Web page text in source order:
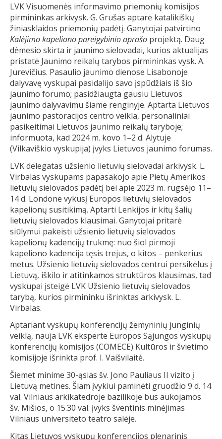
LVK Visuomenės informavimo priemonių komisijos
pirmininkas arkivysk. G. Grušas aptarė katalikiškų
žiniasklaidos priemonių padėtį. Ganytojai patvirtino
Kalėjimo kapeliono pareigybinio aprašo projektą. Daug
dėmesio skirta ir jaunimo sielovadai, kurios aktualijas
pristatė Jaunimo reikalų tarybos pirmininkas vysk. A.
Jurevičius. Pasaulio jaunimo dienose Lisabonoje
dalyvavę vyskupai pasidalijo savo įspūdžiais iš šio
jaunimo forumo; pasidžiaugta gausiu Lietuvos
jaunimo dalyvavimu šiame renginyje. Aptarta Lietuvos
jaunimo pastoracijos centro veikla, personaliniai
pasikeitimai Lietuvos jaunimo reikalų taryboje;
informuota, kad 2024 m. kovo 1–2 d. Alytuje
(Vilkaviškio vyskupija) įvyks Lietuvos jaunimo forumas.
LVK delegatas užsienio lietuvių sielovadai arkivysk. L.
Virbalas vyskupams papasakojo apie Pietų Amerikos
lietuvių sielovados padėtį bei apie 2023 m. rugsėjo 11–
14 d. Londone vykusį Europos lietuvių sielovados
kapelionų susitikimą. Aptarti Lenkijos ir kitų šalių
lietuvių sielovados klausimai. Ganytojai pritarė
siūlymui pakeisti užsienio lietuvių sielovados
kapelionų kadencijų trukmę: nuo šiol pirmoji
kapeliono kadencija tęsis trejus, o kitos – penkerius
metus. Užsienio lietuvių sielovados centrui persikėlus į
Lietuvą, iškilo ir atitinkamos struktūros klausimas, tad
vyskupai įsteigė LVK Užsienio lietuvių sielovados
tarybą, kurios pirmininku išrinktas arkivysk. L.
Virbalas.
Aptariant vyskupų konferencijų žemyninių junginių
veiklą, nauja LVK eksperte Europos Sąjungos vyskupų
konferencijų komisijos (COMECE) Kultūros ir švietimo
komisijoje išrinkta prof. I. Vaišvilaitė.
Šiemet minime 30-ąsias šv. Jono Pauliaus II vizito į
Lietuvą metines. Šiam įvykiui paminėti gruodžio 9 d. 14
val. Vilniaus arkikatedroje bazilikoje bus aukojamos
šv. Mišios, o 15.30 val. įvyks šventinis minėjimas
Vilniaus universiteto teatro salėje.
Kitas Lietuvos vyskupų konferencijos plenarinis